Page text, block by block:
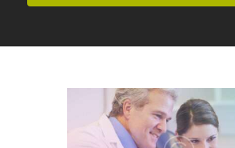
BLOG
VIDEOS